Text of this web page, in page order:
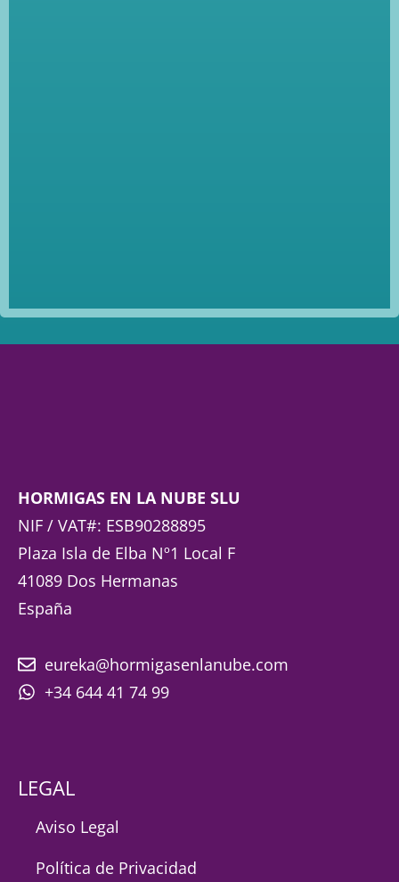
HORMIGAS EN LA NUBE SLU
NIF / VAT#: ESB90288895
Plaza Isla de Elba Nº1 Local F
41089 Dos Hermanas
España
eureka@hormigasenlanube.com
+34 644 41 74 99
LEGAL
Aviso Legal
Política de Privacidad